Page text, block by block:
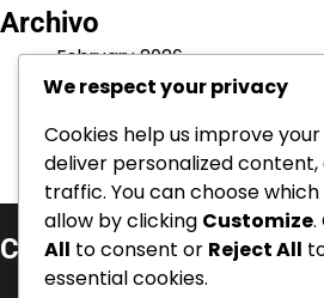
Archivo
February 2026
January 2026
Categorías
Técnicas de Saque con Salto
We respect your privacy
Cookies help us improve
deliver personalized content,
traffic. You can choose
allow by clicking Customize.
All to consent or Reject All
essential cookies.